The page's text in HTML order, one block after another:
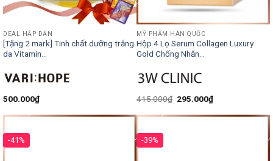
DEAL HẤP DẪN
[Tặng 2 mark] Tinh chất dưỡng trắng
da Vitamin...
500.000₫
MỸ PHẨM HÀN QUỐC
Hộp 4 Lọ Serum Collagen Luxury
Gold Chống Nhăn...
415.000₫ 295.000₫
-41% -39%